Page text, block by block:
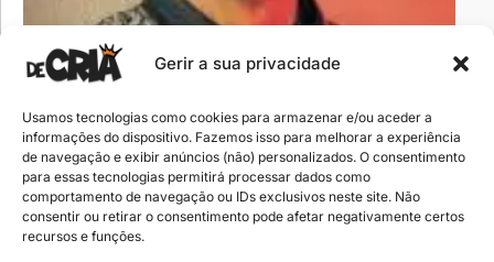
Gerir a sua privacidade
Usamos tecnologias como cookies para armazenar e/ou aceder a
informações do dispositivo. Fazemos isso para melhorar a experiência
de navegação e exibir anúncios (não) personalizados. O consentimento
para essas tecnologias permitirá processar dados como
comportamento de navegação ou IDs exclusivos neste site. Não
consentir ou retirar o consentimento pode afetar negativamente certos
recursos e funções.
Frases de motivação para cria de favela se
inspirar
As melhores frases de motivação para cria de
favela que irão te deixar motivado pra ir em
busca do progresso.